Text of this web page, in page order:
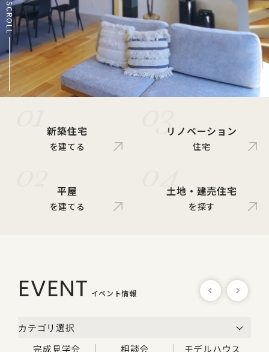
SCROLL
新築住宅
を建てる
平屋
を建てる
03リノベーション
住宅
04
土地・建売住宅
を探す
EVENT イベント情報
完成見学会 相談会 モデルハウス